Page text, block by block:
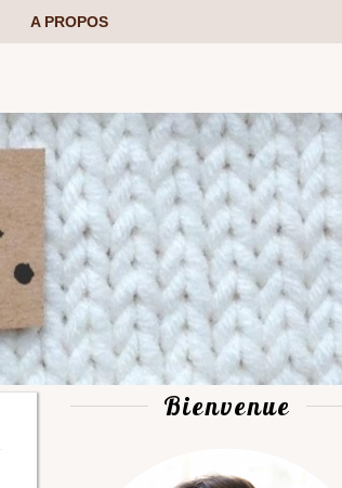
A PROPOS
Bienvenue